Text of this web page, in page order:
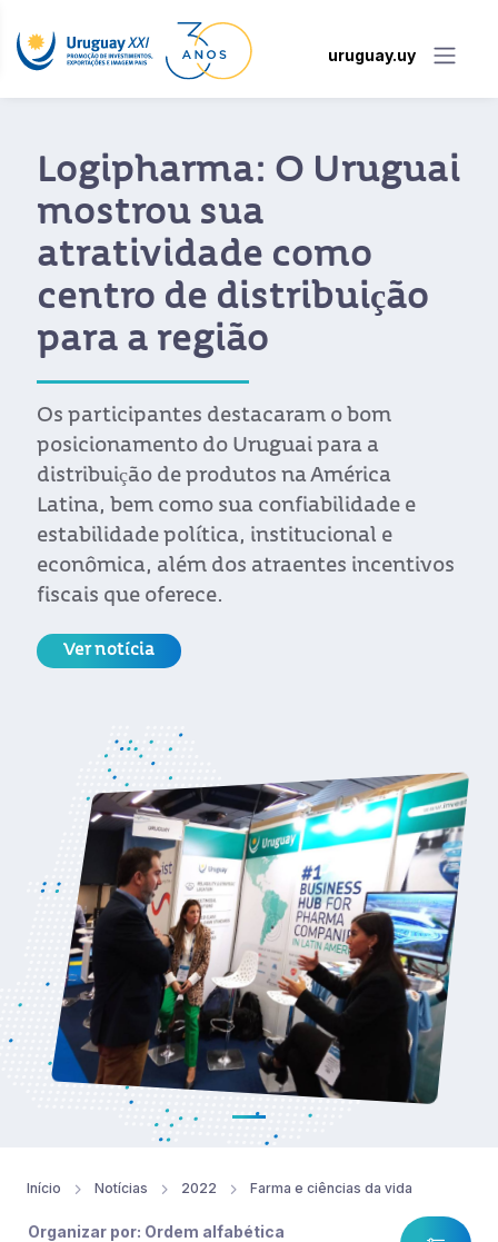
uruguay.uy
Logipharma: O Uruguai
mostrou sua
atratividade como
centro de distribuição
para a região
Os participantes destacaram o bom
posicionamento do Uruguai para a
distribuição de produtos na América
Latina, bem como sua confiabilidade e
estabilidade política, institucional e
econômica, além dos atraentes incentivos
fiscais que oferece.
Ver notícia
Início Notícias 2022 Farma e ciências da vida
Organizar por: Ordem alfabética